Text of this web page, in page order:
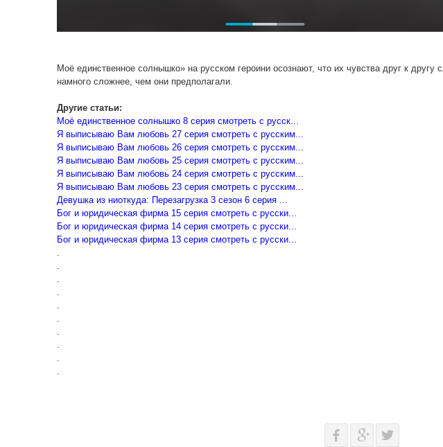
Моё единственное солнышко» на русском героини осознают, что их чувства друг к другу
намного сложнее, чем они предполагали.
Другие статьи:
Моё единственное солнышко 8 серия смотреть с русск...
Я выписываю Вам любовь 27 серия смотреть с русским...
Я выписываю Вам любовь 26 серия смотреть с русским...
Я выписываю Вам любовь 25 серия смотреть с русским...
Я выписываю Вам любовь 24 серия смотреть с русским...
Я выписываю Вам любовь 23 серия смотреть с русским...
Девушка из ниоткуда: Перезагрузка 3 сезон 6 серия ...
Бог и юридическая фирма 15 серия смотреть с русски...
Бог и юридическая фирма 14 серия смотреть с русски...
Бог и юридическая фирма 13 серия смотреть с русски...
.
.
.
.
.
.
.
.
.
.